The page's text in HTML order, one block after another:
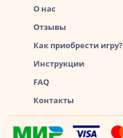
О нас
Отзывы
Как приобрести игру?
Инструкции
FAQ
Контакты